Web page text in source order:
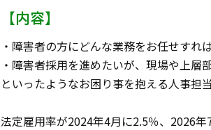
【内容】
・障害者の方にどんな業務をお任せすれ
・障害者採用を進めたいが、現場や上層
といったようなお困り事を抱える人事担
法定雇用率が2024年4月に2.5％、2026